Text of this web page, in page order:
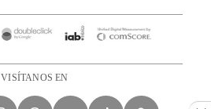
VISÍTANOS EN